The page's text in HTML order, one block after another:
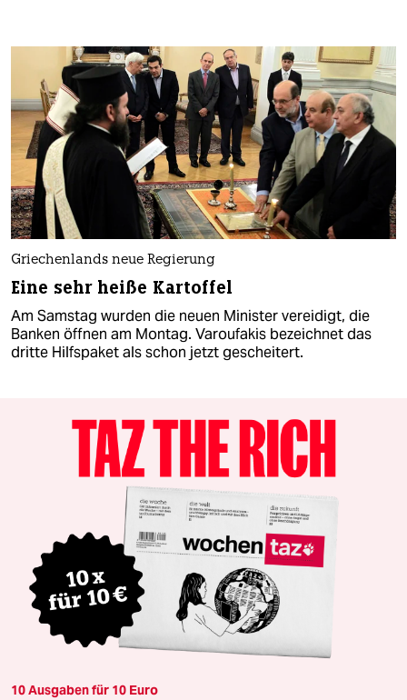
Griechenlands neue Regierung
Eine sehr heiße Kartoffel
Am Samstag wurden die neuen Minister vereidigt, die
Banken öffnen am Montag. Varoufakis bezeichnet das
dritte Hilfspaket als schon jetzt gescheitert.
10 Ausgaben für 10 Euro